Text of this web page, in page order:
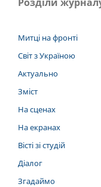
Митці на фронті
Світ з Україною
Актуально
Зміст
На сценах
На екранах
Вісті зі студій
Діалог
Згадаймо